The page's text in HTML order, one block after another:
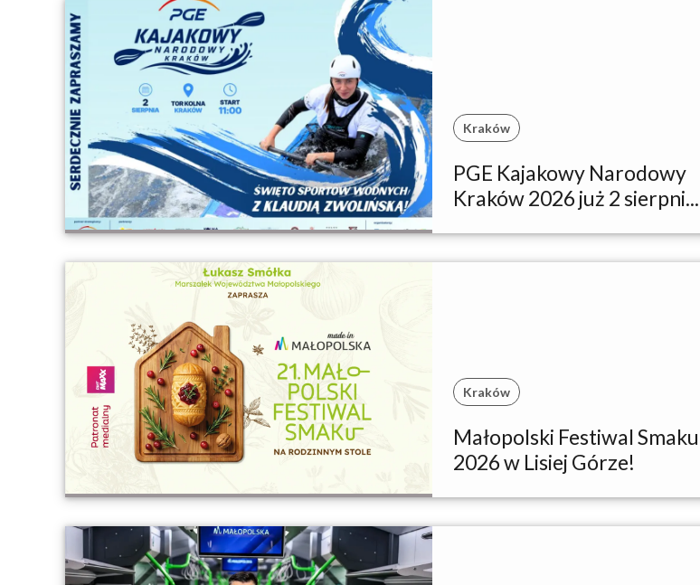
Kraków
PGE Kajakowy Narodowy
Kraków 2026 już 2 sierpni...
Kraków
Małopolski Festiwal Smaku
2026 w Lisiej Górze!